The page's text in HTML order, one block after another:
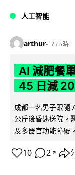
人工智能
arthur 7 小時
AI 減肥餐
45 日減
成都一名男子跟隨
公斤後昏迷送院。
及多器官功能障礙
10 2 ↗